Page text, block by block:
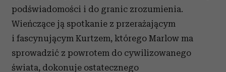
podświadomości i do granic zrozumienia.
Wieńczące ją spotkanie z przerażającym
i fascynującym Kurtzem, którego Marlow ma
sprowadzić z powrotem do cywilizowanego
świata, dokonuje ostatecznego